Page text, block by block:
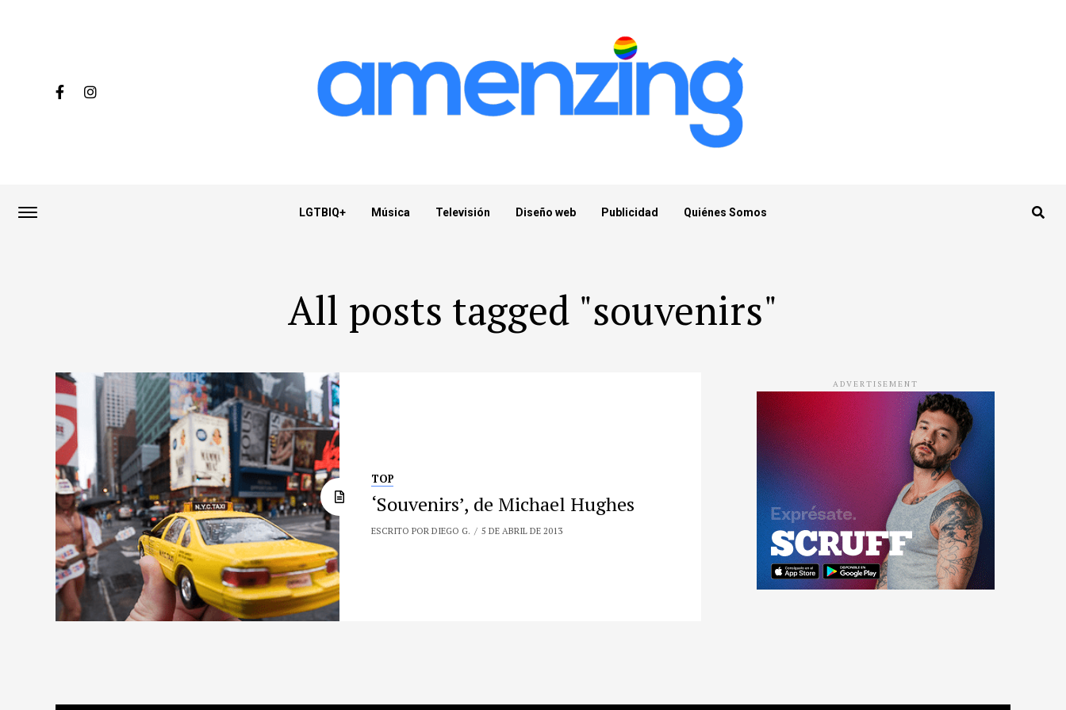
LGTBIQ+ Música Televisión Diseño web Publicidad Quiénes Somos
All posts tagged "souvenirs"
TOP
‘Souvenirs’, de Michael Hughes
ESCRITO POR DIEGO G. 5 DE ABRIL DE 2013
ADVERTISEMENT